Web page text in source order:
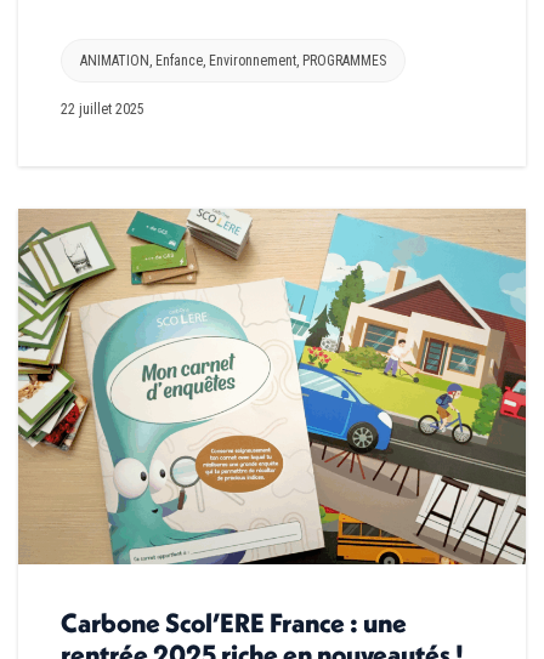
ANIMATION , Enfance, Environnement, PROGRAMMES
22 juillet 2025
Carbone Scol’ERE France : une